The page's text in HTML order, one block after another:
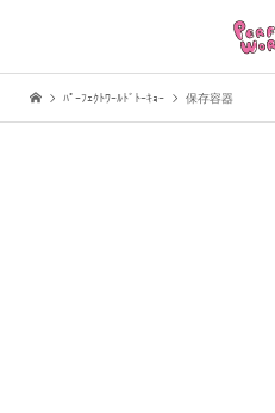
ﾊﾟｰﾌｪｸﾄﾜｰﾙﾄﾞﾄｰｷｮｰ 保存容器